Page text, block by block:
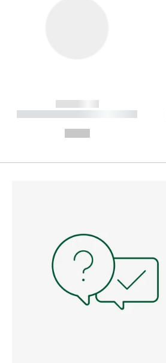
------------
----------- ----------- ----------